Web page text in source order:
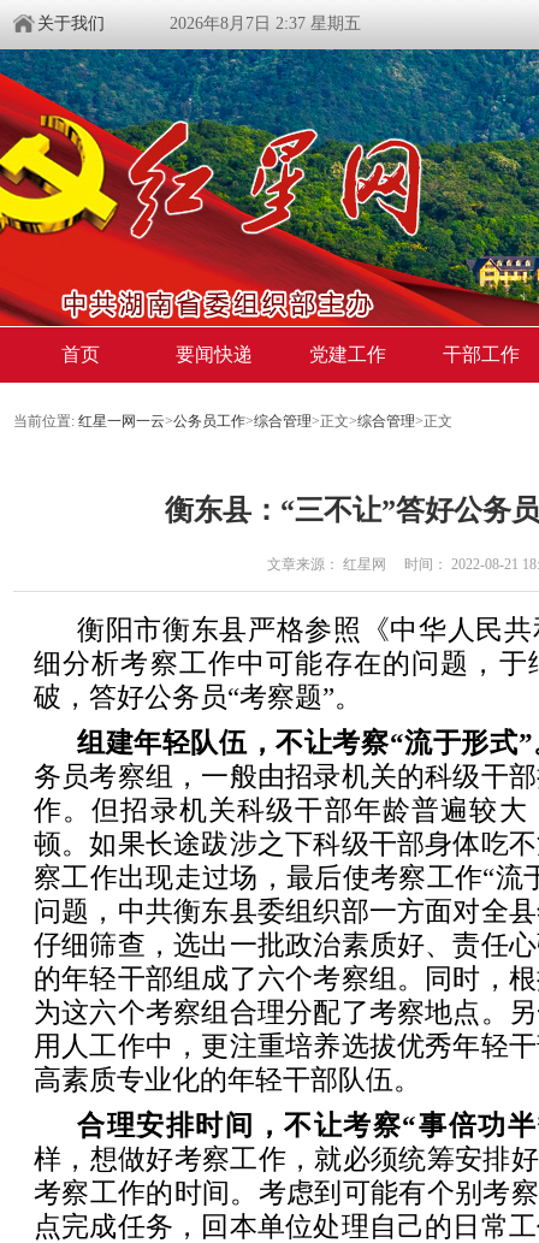
关于我们 2026年8月7日 2:37 星期五
首页 要闻快递 党建工作 干部工作
当前位置: 红星一网一云>公务员工作>综合管理>正文>综合管理>正文
衡东县：“三不让”答好公务
文章来源： 红星网 时间： 2022-08-21
衡阳市衡东县严格参照《中华人民
细分析考察工作中可能存在的问题，于
破，答好公务员“考察题”。
组建年轻队伍，不让考察“流于形式
务员考察组，一般由招录机关的科级干
作。但招录机关科级干部年龄普遍较大
顿。如果长途跋涉之下科级干部身体吃
察工作出现走过场，最后使考察工作“流
问题，中共衡东县委组织部一方面对全
仔细筛查，选出一批政治素质好、责任
的年轻干部组成了六个考察组。同时，
为这六个考察组合理分配了考察地点。
用人工作中，更注重培养选拔优秀年轻
高素质专业化的年轻干部队伍。
合理安排时间，不让考察“事倍功
样，想做好考察工作，就必须统筹安排
考察工作的时间。考虑到可能有个别考
点完成任务，回本单位处理自己的日常